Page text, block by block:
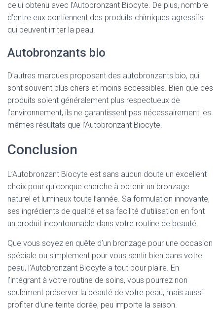
celui obtenu avec l’Autobronzant Biocyte. De plus, nombre
d’entre eux contiennent des produits chimiques agressifs
qui peuvent irriter la peau.
Autobronzants bio
D’autres marques proposent des autobronzants bio, qui
sont souvent plus chers et moins accessibles. Bien que ces
produits soient généralement plus respectueux de
l’environnement, ils ne garantissent pas nécessairement les
mêmes résultats que l’Autobronzant Biocyte.
Conclusion
L’Autobronzant Biocyte est sans aucun doute un excellent
choix pour quiconque cherche à obtenir un bronzage
naturel et lumineux toute l’année. Sa formulation innovante,
ses ingrédients de qualité et sa facilité d’utilisation en font
un produit incontournable dans votre routine de beauté.
Que vous soyez en quête d’un bronzage pour une occasion
spéciale ou simplement pour vous sentir bien dans votre
peau, l’Autobronzant Biocyte a tout pour plaire. En
l’intégrant à votre routine de soins, vous pourrez non
seulement préserver la beauté de votre peau, mais aussi
profiter d’une teinte dorée, peu importe la saison.